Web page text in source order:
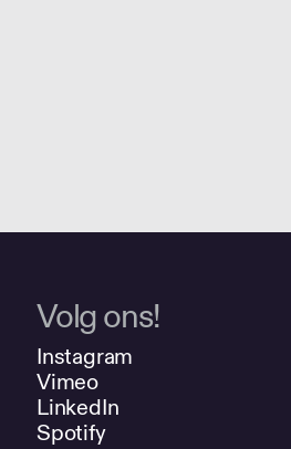
Volg ons!
Instagram
Vimeo
LinkedIn
Spotify